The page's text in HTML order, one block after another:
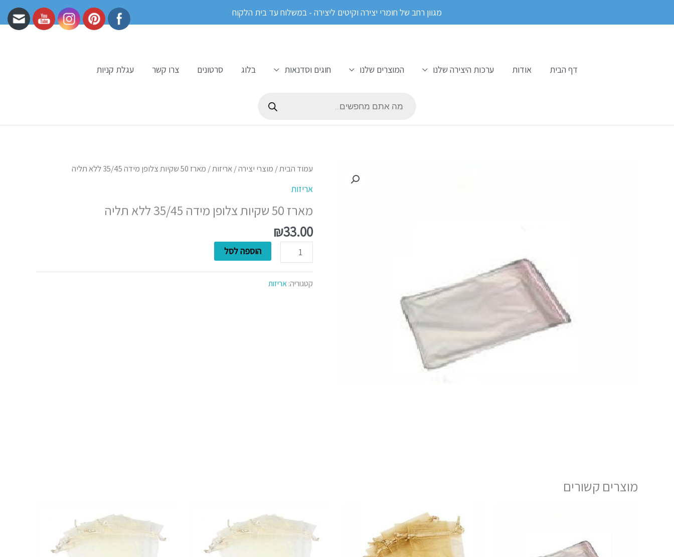
מגוון רחב של חומרי יצירה וקיטים ליצירה - במשלוח עד בית הלקוח
דף הבית אודות ערכות היצירה שלנו המוצרים שלנו חוגים וסדנאות בלוג סרטונים צרו קשר
עגלת קניות
עמוד הבית/ מוצרי יצירה/אריזות/ מארז 50 שקיות צלופן מידה 35/45 ללא תליה
אריזות
מארז 50 שקיות צלופן מידה 35/45 ללא תליה
₪33.00
כמות
50
שקיות
צלופן
מידה
35/45
ללא
הוספה לסל
קטגוריה:אריזות
מוצרים קשורים